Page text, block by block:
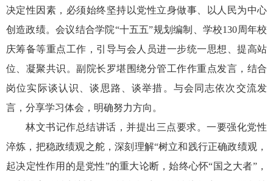
决定性因素，必须始终坚持以党性立身做事、以人民为中心
创造政绩。会议结合学院“十五五”规划编制、学校130周年校
庆筹备等重点工作，引导与会人员进一步统一思想、提高站
位、凝聚共识。副院长罗堪围绕分管工作作重点发言，结合
岗位实际谈认识、谈思路、谈举措。与会同志依次交流发
言，分享学习体会，明确努力方向。
林文书记作总结讲话，并提出三点要求。一要强化党性
淬炼，把稳政绩观之舵，深刻理解“树立和践行正确政绩观，
起决定性作用的是党性”的重大论断，始终心怀“国之大者”，